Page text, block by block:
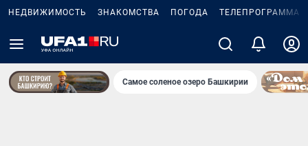
НЕДВИЖИМОСТЬ ЗНАКОМСТВА ПОГОДА ТЕЛЕПРОГРАММА
Самое соленое озеро Башкирии